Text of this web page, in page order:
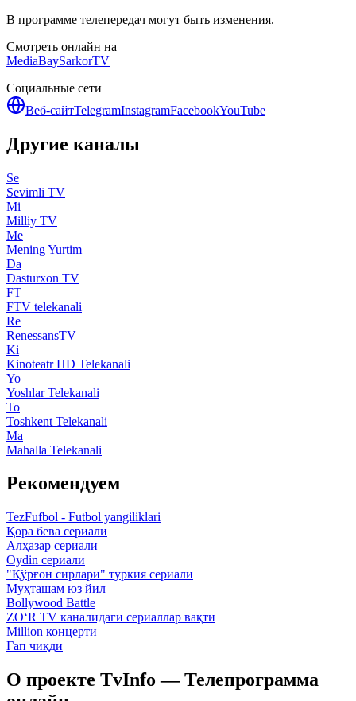
В программе телепередач могут быть изменения.
Смотреть онлайн на
MediaBaySarkorTV
Социальные сети
Веб-сайтTelegramInstagramFacebookYouTube
Другие каналы
Se
Sevimli TV
Mi
Milliy TV
Me
Mening Yurtim
Da
Dasturxon TV
FT
FTV telekanali
Re
RenessansTV
Ki
Kinoteatr HD Telekanali
Yo
Yoshlar Telekanali
To
Toshkent Telekanali
Ma
Mahalla Telekanali
Рекомендуем
TezFufbol - Futbol yangiliklari
Қора бева сериали
Алҳазар сериали
Oydin сериали
"Қўрғон сирлари" туркия сериали
Муҳташам юз йил
Bollywood Battle
ZO‘R TV каналидаги сериаллар вақти
Million концерти
Гап чиқди
О проекте TvInfo — Телепрограмма